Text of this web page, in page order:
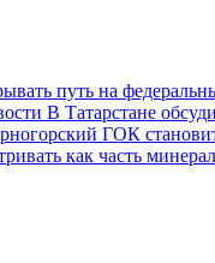
путь на
В Татарстане
ГОК
как часть